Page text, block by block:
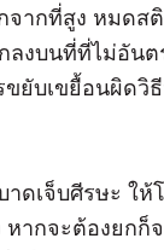
จากที่สูง หมดส
ลงบนที่ที่ไม่อัน
ขยับเขยื้อนผิด
ดเจ็บศีรษะ ใ
หากจะต้องยก